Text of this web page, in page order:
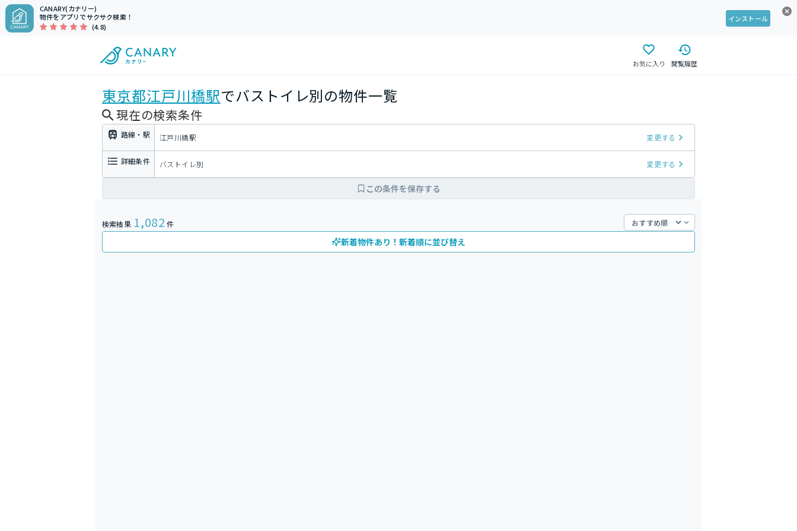
CANARY(カナリー)
物件をアプリでサクサク検索！
(4.8)
インストール
お気に入り 閲覧履歴
東京都江戸川橋駅でバストイレ別の物件一覧
現在の検索条件
路線・駅 江戸川橋駅 変更する
詳細条件 バストイレ別 変更する
この条件を保存する
検索結果 1,082 件
新着物件あり！新着順に並び替え